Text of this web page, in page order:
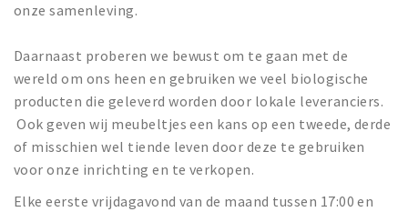
onze samenleving.
Daarnaast proberen we bewust om te gaan met de
wereld om ons heen en gebruiken we veel biologische
producten die geleverd worden door lokale leveranciers.
Ook geven wij meubeltjes een kans op een tweede, derde
of misschien wel tiende leven door deze te gebruiken
voor onze inrichting en te verkopen.
Elke eerste vrijdagavond van de maand tussen 17:00 en